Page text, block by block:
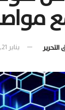
التحرير يناير 21, 2024